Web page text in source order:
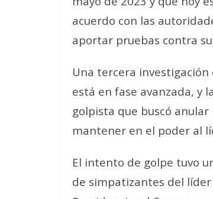
acuerdo con las
aportar pruebas contra
Una tercera
está en fase avanzada, y
golpista que buscó
mantener en el poder al
El intento de golpe tuvo
de simpatizantes del